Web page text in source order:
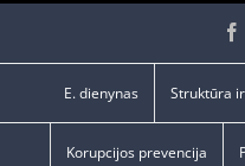
E. dienynas Struktūra
Korupcijos prevencija